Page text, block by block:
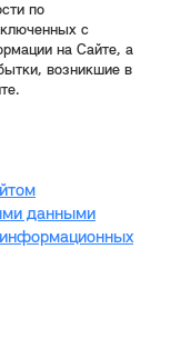
по
с
на Сайте, а
возникшие в
данными